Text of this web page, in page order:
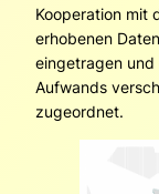
Kooperation mit
erhobenen
eingetragen
Aufwands
zugeordnet.